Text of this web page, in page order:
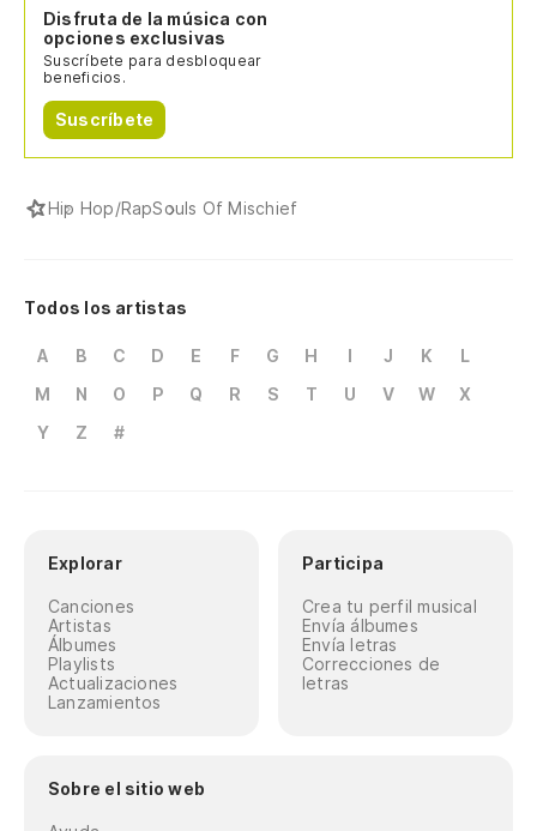
Disfruta de la música con
opciones exclusivas
Suscríbete para desbloquear
beneficios.
Suscríbete
Hip Hop/RapSouls Of Mischief
Todos los artistas
A B C D E F G H I J K
L
M
N O P Q R S T U V W
X
Y
Z #
Explorar
Canciones
Artistas
Álbumes
Playlists
Actualizaciones
Lanzamientos
Participa
Crea tu perfil musical
Envía álbumes
Envía letras
Correcciones de
letras
Sobre el sitio web